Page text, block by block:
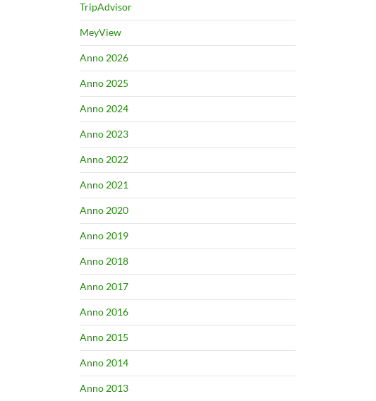
TripAdvisor
MeyView
Anno 2026
Anno 2025
Anno 2024
Anno 2023
Anno 2022
Anno 2021
Anno 2020
Anno 2019
Anno 2018
Anno 2017
Anno 2016
Anno 2015
Anno 2014
Anno 2013